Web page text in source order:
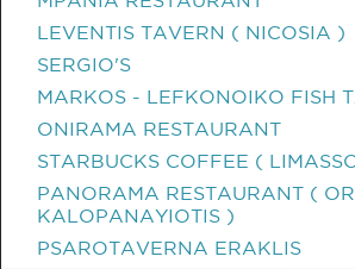
LEVENTIS TAVERN ( NICOSIA )
SERGIO'S
MARKOS - LEFKONOIKO FISH
ONIRAMA RESTAURANT
STARBUCKS COFFEE (
PANORAMA RESTAURANT (
KALOPANAYIOTIS )
PSAROTAVERNA ERAKLIS